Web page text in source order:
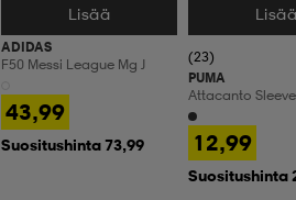
Valitse Koko
Lisää
ADIDAS
F50 Messi League Mg J
43,99
Suositushinta 73,99
Valitse Koko
(23)
PUMA
Attacanto Sleeve
12,99
Suositushinta